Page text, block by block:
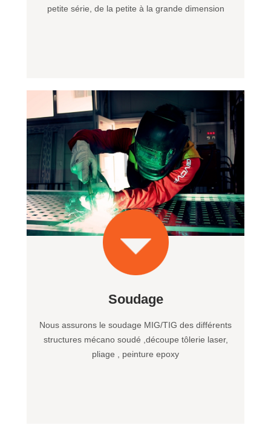
petite série, de la petite à la grande dimension
Soudage
Nous assurons le soudage MIG/TIG des différents
structures mécano soudé ,découpe tôlerie laser,
pliage , peinture epoxy